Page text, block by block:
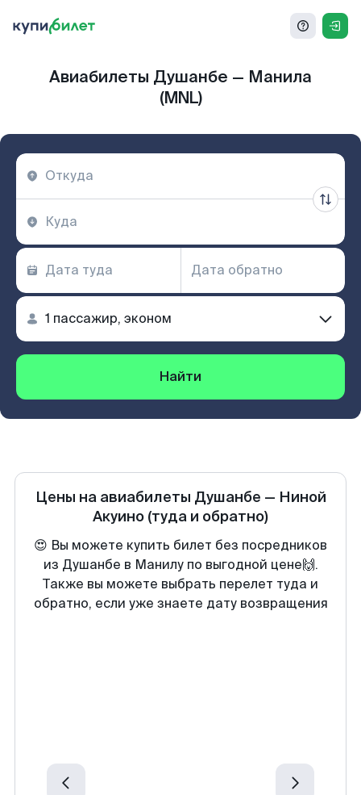
Авиабилеты Душанбе — Манила
(MNL)
Найти
Цены на авиабилеты Душанбе — Ниной
Акуино (туда и обратно)
😍 Вы можете купить билет без посредников
из Душанбе в Манилу по выгодной цене🙌.
Также вы можете выбрать перелет туда и
обратно, если уже знаете дату возвращения